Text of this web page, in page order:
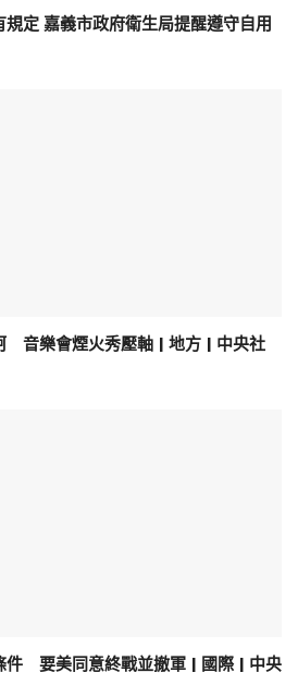
定 嘉義市政府衛生局提醒遵守自用
音樂會煙火秀壓軸 | 地方 | 中央社
件 要美同意終戰並撤軍 | 國際 | 中央